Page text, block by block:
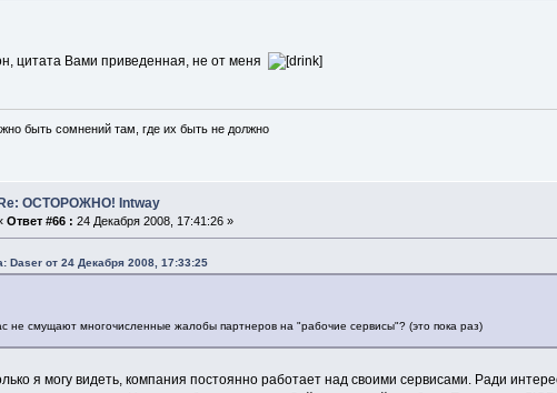
цитата Вами приведенная, не от меня
быть сомнений там, где их быть не должно
ОСТОРОЖНО! Intway
Ответ #66 : 24 Декабря 2008, 17:41:26 »
Daser от 24 Декабря 2008, 17:33:25
не смущают многочисленные жалобы партнеров на "рабочие сервисы"? (это пока раз)
я могу видеть, компания постоянно работает над своими сервисами. Ради